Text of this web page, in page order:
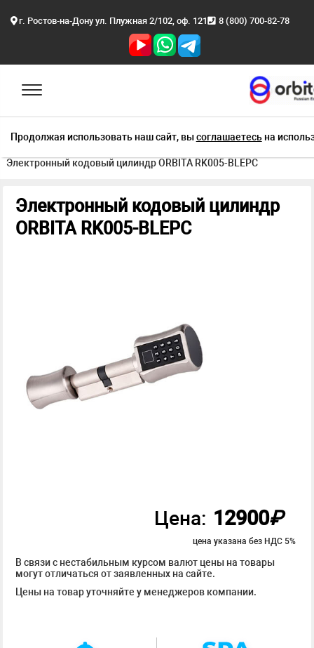
г. Ростов-на-Дону ул. Плужная 2/102, оф. 121 8 (800) 700-82-78
Продолжая использовать наш сайт, высоглашаетесьна
Главная
Электронные замки
Электронный кодовый цилиндр ORBITA RK005-BLEPC
Электронный кодовый цилиндр
ORBITA RK005-BLEPC
Цена: 12900₽
цена указана без НДС 5%
В связи с нестабильным курсом валют цены на товары
могут отличаться от заявленных на сайте.
Цены на товар уточняйте у менеджеров компании.